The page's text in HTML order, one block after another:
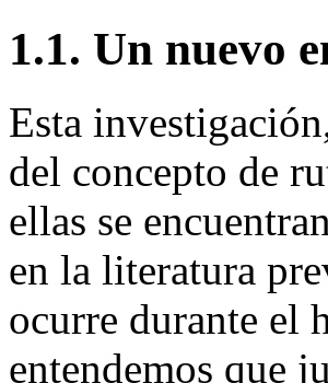
1.1. Un nuevo
Esta
del concepto de
ellas se
en la literatura
ocurre durante el
entendemos que